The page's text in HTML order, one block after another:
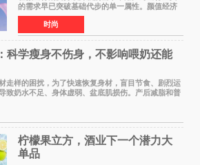
的需求早已突破基础代步的单一属性。颜值经济
浪潮之下，出行载具不再是冰冷的工具，而是个
人生活态度、审美品味与生活方式的具象延伸。
当Z世代与年轻家
时尚
科学瘦身不伤身，不影响喂奶还能
样的困扰，为了快速恢复身材，盲目节食、剧烈运
致奶水不足、身体虚弱、盆底肌损伤。产后减脂和普
安全、循序
柠檬果立方，酒业下一个潜力大
单品